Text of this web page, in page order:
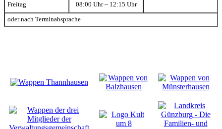
Freitag 08:00 Uhr – 12:15 Uhr
oder nach Terminabsprache